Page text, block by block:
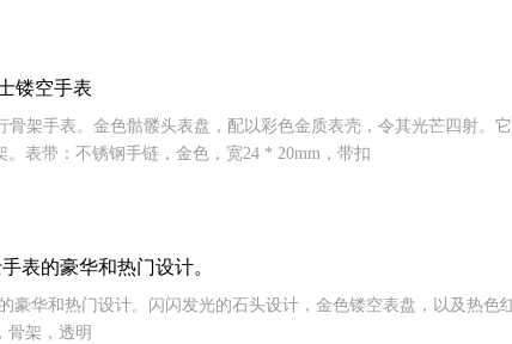
镂空手表
骨架手表。金色骷髅头表盘，配以彩色金质表壳，令其光芒四射。
。表带：不锈钢手链，金色，宽24 * 20mm，带扣
表的豪华和热门设计。
豪华和热门设计。闪闪发光的石头设计，金色镂空表盘，以及热色
骨架，透明